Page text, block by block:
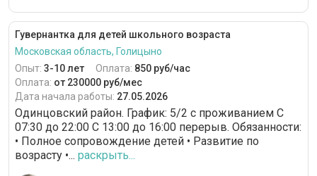
Гувернантка для детей школьного возраста
Московская область, Голицыно
Опыт: 3-10 лет Оплата: 850 руб/час
Оплата: от 230000 руб/мес
Дата начала работы: 27.05.2026
Одинцовский район. График: 5/2 c проживанием С
07:30 до 22:00 С 13:00 до 16:00 перерыв. Обязанности:
• Полное сопровождение детей • Развитие по
возрасту •... раскрыть...